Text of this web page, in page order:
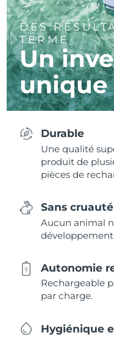
DES
TERME
Un
unique
Durable
Une qualité
produit de
pièces de
Sans
Aucun animal
Autonomie
Rechargeable
par charge.
Hygiénique